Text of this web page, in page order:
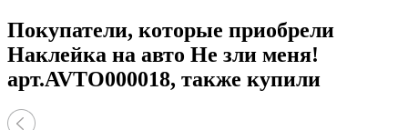
Покупатели, которые приобрели
Наклейка на авто Не зли меня!
арт.AVTO000018, также купили